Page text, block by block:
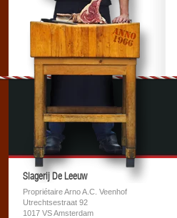
Slagerij De Leeuw
Propriétaire Arno A.C. Veenhof
Utrechtsestraat 92
1017 VS Amsterdam